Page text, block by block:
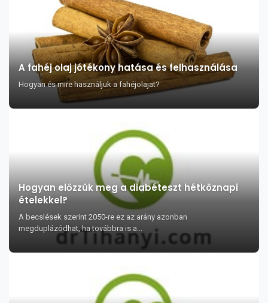
A fahéj olaj jótékony hatása és felhasználása
Hogyan és mire használjuk a fahéjolajat?
Hogyan előzzük meg a diabéteszt hétköznapi
ételekkel?
A becslések szerint 2050-re ez az arány azonban
megduplázódhat, ha továbbra is a...